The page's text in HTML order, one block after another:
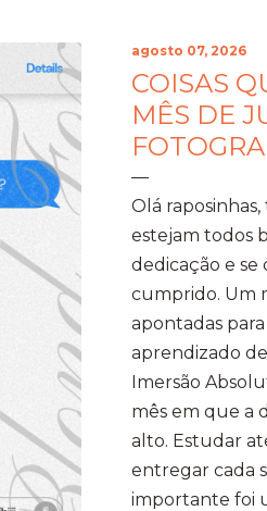
agosto 07, 2026
COISAS
MÊS DE
Olá
estejam todos
dedicação e
cumprido. Um
apontadas
aprendizado
Imersão
mês em que a
alto. Estudar
entregar cada
importante foi